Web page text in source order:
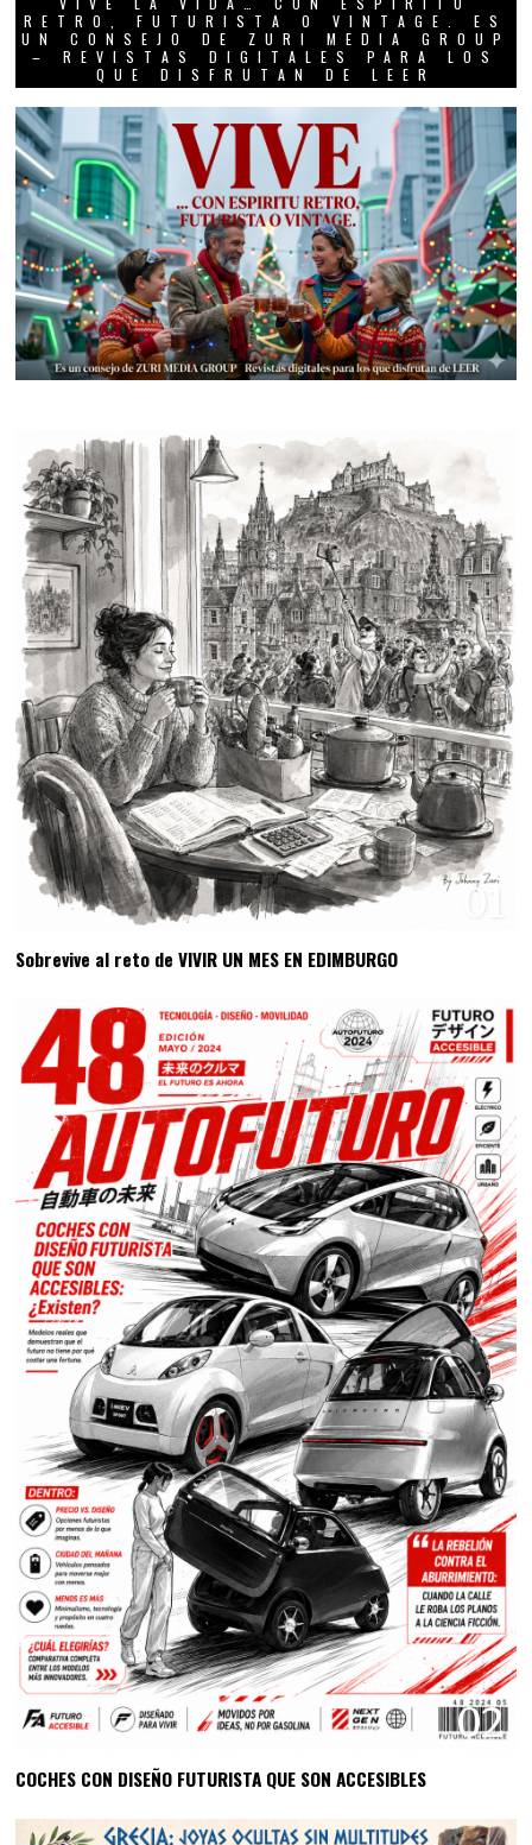
RETRO, FUTURISTA O VINTAGE. ES
UN CONSEJO DE ZURI MEDIA GROUP
– REVISTAS DIGITALES PARA LOS
QUE DISFRUTAN DE LEER
01
Sobrevive al reto de VIVIR UN MES EN EDIMBURGO
02
COCHES CON DISEÑO FUTURISTA QUE SON ACCESIBLES